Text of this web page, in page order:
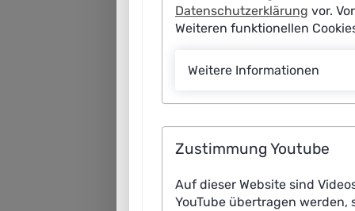
Datenschutzerklärung vor.
Weiteren funktionellen
Weitere Informationen
Zustimmung Youtube
Auf dieser Website sind
YouTube übertragen werden,